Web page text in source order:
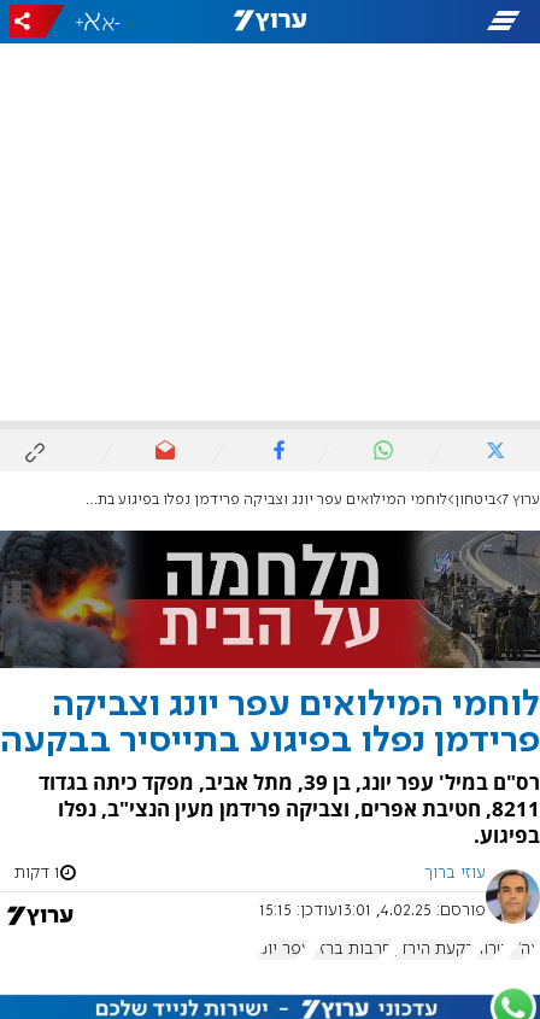
-
+
ערוץ 7 ביטחון לוחמי המילואים עפר יונג וצביקה פרידמן נפלו בפיגוע בתייסיר בבקעה
לוחמי המילואים עפר יונג וצביקה
פרידמן נפלו בפיגוע בתייסיר בבקעה
רס"ם במיל' עפר יונג, בן 39, מתל אביב, מפקד כיתה בגדוד
8211, חטיבת אפרים, וצביקה פרידמן מעין הנצי"ב, נפלו
בפיגוע.
עוזי ברוך 1 דקות
פורסם: 4.02.25, 13:01 עודכן: 15:15
צה"ל טרור בקעת הירדן חרבות ברזל עפר יונג